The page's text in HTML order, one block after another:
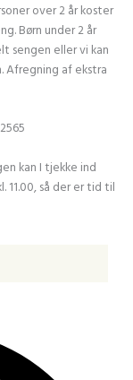
over 2 år koster
Børn under 2 år
sengen eller vi kan
Afregning af ekstra
kan I tjekke ind
11.00, så der er tid til